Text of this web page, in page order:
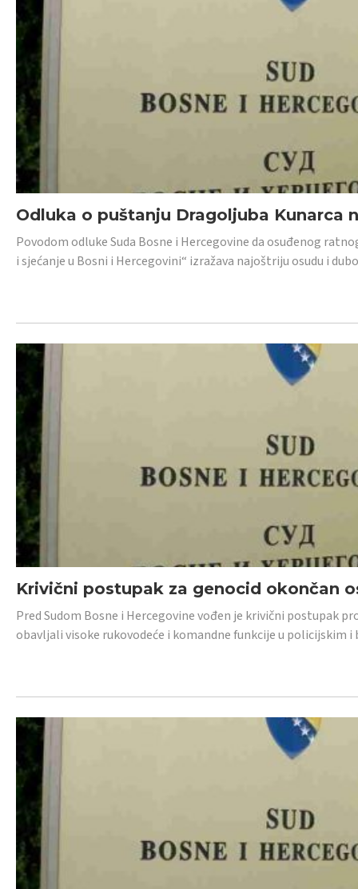
Odluka o puštanju Dragoljuba Kunarca
Povodom odluke Suda Bosne i Hercegovine da osuđenog
i sjećanje u Bosni i Hercegovini“ izražava najoštriju osudu i
Krivični postupak za genocid okončan
Pred Sudom Bosne i Hercegovine vođen je krivični postupak
obavljali visoke rukovodeće i komandne funkcije u policijskim